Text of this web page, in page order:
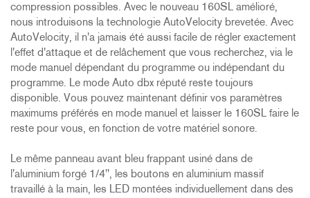
compression possibles. Avec le nouveau 160SL amélioré,
nous introduisons la technologie AutoVelocity brevetée. Avec
AutoVelocity, il n'a jamais été aussi facile de régler exactement
l'effet d'attaque et de relâchement que vous recherchez, via le
mode manuel dépendant du programme ou indépendant du
programme. Le mode Auto dbx réputé reste toujours
disponible. Vous pouvez maintenant définir vos paramètres
maximums préférés en mode manuel et laisser le 160SL faire le
reste pour vous, en fonction de votre matériel sonore.
Le même panneau avant bleu frappant usiné dans de
l'aluminium forgé 1/4", les boutons en aluminium massif
travaillé à la main, les LED montées individuellement dans des